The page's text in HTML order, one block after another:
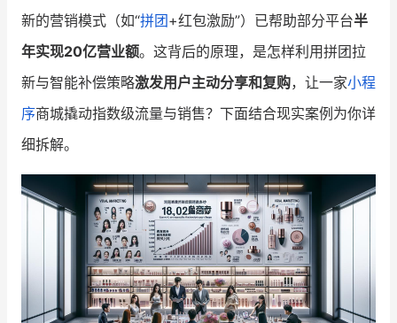
新零售资讯
培训课程
增长俱乐部
增长俱乐部 有赞商盟
社群交流
新的营销模式（如“拼团+红包激励”）已帮助部分平台半
年实现20亿营业额。这背后的原理，是怎样利用拼团拉
新与智能补偿策略激发用户主动分享和复购，让一家小程
序商城撬动指数级流量与销售？下面结合现实案例为你详
细拆解。